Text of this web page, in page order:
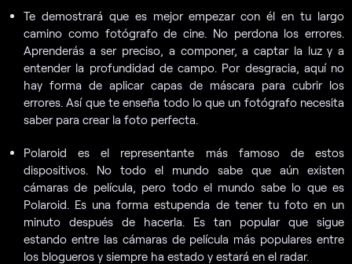
Te demostrará que es mejor empezar con él en tu largo
camino como fotógrafo de cine. No perdona los errores.
Aprenderás a ser preciso, a componer, a captar la luz y a
entender la profundidad de campo. Por desgracia, aquí no
hay forma de aplicar capas de máscara para cubrir los
errores. Así que te enseña todo lo que un fotógrafo necesita
saber para crear la foto perfecta.
Polaroid es el representante más famoso de estos
dispositivos. No todo el mundo sabe que aún existen
cámaras de película, pero todo el mundo sabe lo que es
Polaroid. Es una forma estupenda de tener tu foto en un
minuto después de hacerla. Es tan popular que sigue
estando entre las cámaras de película más populares entre
los blogueros y siempre ha estado y estará en el radar.